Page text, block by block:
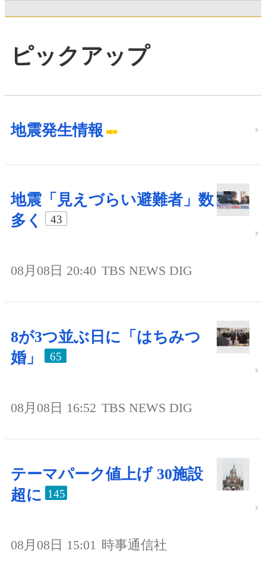
ピックアップ
地震発生情報
地震「見えづらい避難者」数
多く
43
08月08日 20:40 TBS NEWS DIG
8が3つ並ぶ日に「はちみつ
婚」
65
08月08日 16:52 TBS NEWS DIG
テーマパーク値上げ 30施設
超に 145
08月08日 15:01 時事通信社